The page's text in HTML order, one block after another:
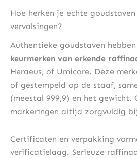
Hoe herken je echte
vervalsingen?
Authentieke goudstaven
keurmerken van erkende
Heraeus, of Umicore. Deze
of gestempeld op de staaf,
(meestal 999,9) en het gewicht.
markeringen altijd zorgvuldig
Certificaten en verpakking
verificatielaag. Serieuze